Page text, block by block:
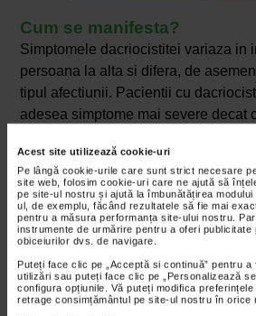
Acest site utilizează cookie-uri
Pe lângă cookie-urile care sunt strict necesare
site web, folosim cookie-uri care ne ajută să
pe site-ul nostru și ajută la îmbunătățirea
ul, de exemplu, făcând rezultatele să fie mai
pentru a măsura performanța site-ului nostru.
instrumente de urmărire pentru a oferi publicitate
obiceiurilor dvs. de navigare.
Puteți face clic pe „Acceptă si continuă” pentru
utilizări sau puteți face clic pe „Personalizează
configura opțiunile. Vă puteți modifica
retrage consimțământul pe site-ul nostru în orice
Cum se manifesta?
Simptomele dacriocistitei variaza in
persoana la alta si difera, de
tipul afectiunii. Pacientii cu
adesea simptome mai severe decat
Atat dacriocistita acuta, cat si cea
urmatoarele simptome:
secretii purulente din ochi;
durere;
roseata si inflamatie langa
inferioara;
lacrimare excesiva;